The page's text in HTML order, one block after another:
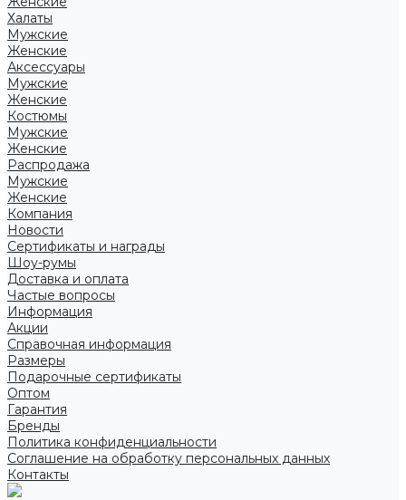
Халаты
Мужские
Женские
Аксессуары
Мужские
Женские
Костюмы
Мужские
Женские
Распродажа
Мужские
Женские
Компания
Новости
Сертификаты и награды
Шоу-румы
Доставка и оплата
Частые вопросы
Информация
Акции
Справочная информация
Размеры
Подарочные сертификаты
Оптом
Гарантия
Бренды
Политика конфиденциальности
Соглашение на обработку персональных данных
Контакты